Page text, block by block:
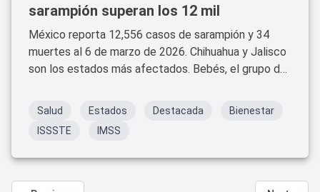
sarampión superan los 12 mil
México reporta 12,556 casos de sarampión y 34
muertes al 6 de marzo de 2026. Chihuahua y Jalisco
son los estados más afectados. Bebés, el grupo de
Salud Estados Destacada
Bienestar
ISSSTE
IMSS